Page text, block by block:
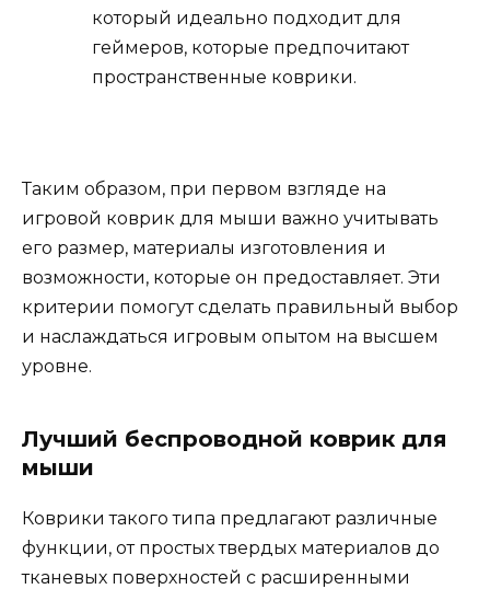
который идеально подходит для
геймеров, которые предпочитают
пространственные коврики.
Таким образом, при первом взгляде на
игровой коврик для мыши важно учитывать
его размер, материалы изготовления и
возможности, которые он предоставляет. Эти
критерии помогут сделать правильный выбор
и наслаждаться игровым опытом на высшем
уровне.
Лучший беспроводной коврик для
мыши
Коврики такого типа предлагают различные
функции, от простых твердых материалов до
тканевых поверхностей с расширенными